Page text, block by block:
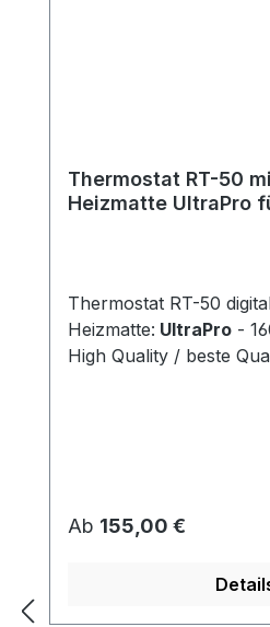
Thermostat RT-50
Heizmatte UltraPro
Thermostat RT-50
Heizmatte: UltraPro -
High Quality / beste
Regulärer Preis:
Ab 155,00 €